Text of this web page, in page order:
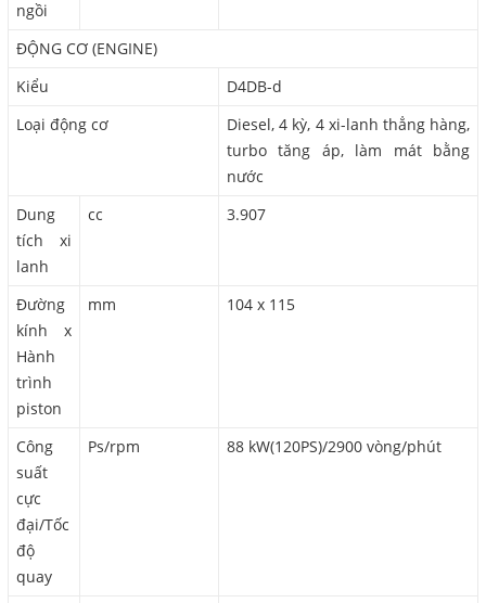
ngồi
ĐỘNG CƠ (ENGINE)
Kiểu
D4DB-d
Loại động cơ
Diesel, 4 kỳ, 4 xi-lanh thẳng hàng,
turbo tăng áp, làm mát bằng
nước
Dung
tích xi
lanh
cc 3.907
Đường
kính x
Hành
trình
piston
mm 104 x 115
Công
suất
cực
đại/Tốc
độ
quay
Ps/rpm 88 kW(120PS)/2900 vòng/phút